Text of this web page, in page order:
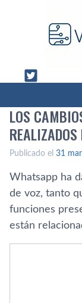
LOS
Publicado el 31
Whatsapp ha
de voz, tanto
funciones
están